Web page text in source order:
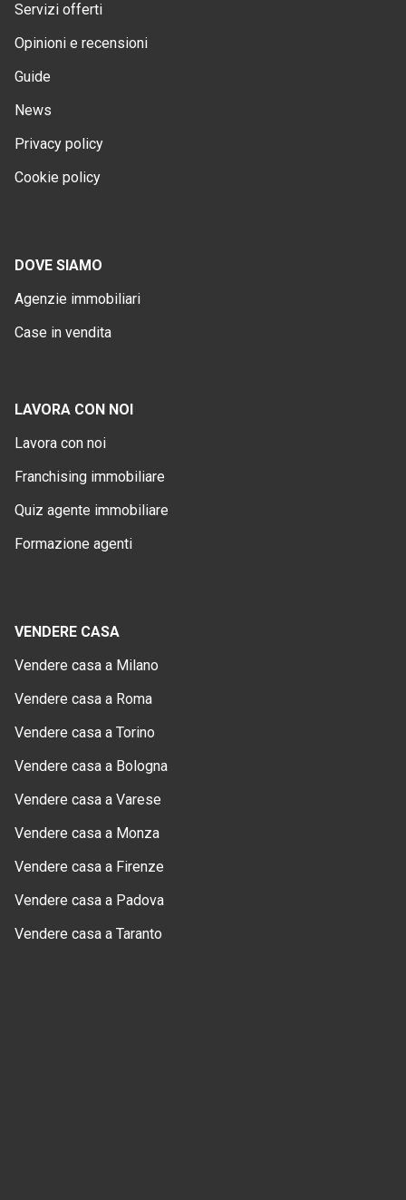
Servizi offerti
Opinioni e recensioni
Guide
News
Privacy policy
Cookie policy
DOVE SIAMO
Agenzie immobiliari
Case in vendita
LAVORA CON NOI
Lavora con noi
Franchising immobiliare
Quiz agente immobiliare
Formazione agenti
VENDERE CASA
Vendere casa a Milano
Vendere casa a Roma
Vendere casa a Torino
Vendere casa a Bologna
Vendere casa a Varese
Vendere casa a Monza
Vendere casa a Firenze
Vendere casa a Padova
Vendere casa a Taranto